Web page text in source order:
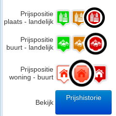
Prijspositie
plaats - landelijk
Prijspositie
buurt - landelijk
Prijspositie
woning - buurt
Bekijk
Prijshistorie